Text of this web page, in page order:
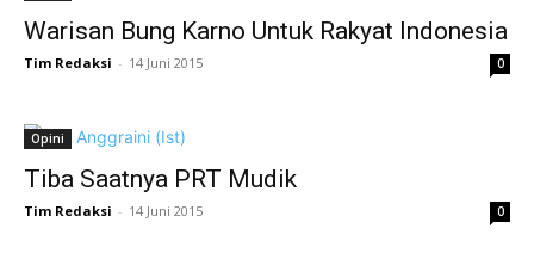
Warisan Bung Karno Untuk Rakyat Indonesia
Tim Redaksi - 14 Juni 2015 0
Opini
Tiba Saatnya PRT Mudik
Tim Redaksi - 14 Juni 2015 0